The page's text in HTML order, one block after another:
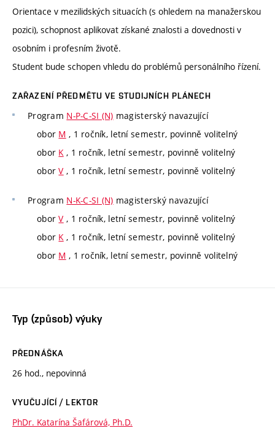
Orientace v mezilidských situacích (s ohledem na manažerskou
pozici), schopnost aplikovat získané znalosti a dovednosti v
osobním i profesním životě.
Student bude schopen vhledu do problémů personálního řízení.
ZAŘAZENÍ PŘEDMĚTU VE STUDIJNÍCH PLÁNECH
Program N-P-C-SI (N) magisterský navazující
obor M , 1 ročník, letní semestr, povinně volitelný
obor K, 1 ročník, letní semestr, povinně volitelný
oborV , 1 ročník, letní semestr, povinně volitelný
Program N-K-C-SI (N) magisterský navazující
oborV , 1 ročník, letní semestr, povinně volitelný
obor K , 1 ročník, letní semestr, povinně volitelný
obor M , 1 ročník, letní semestr, povinně volitelný
Typ (způsob) výuky
PŘEDNÁŠKA
26 hod., nepovinná
VYUČUJÍCÍ / LEKTOR
PhDr. Katarína Šafárová, Ph.D.